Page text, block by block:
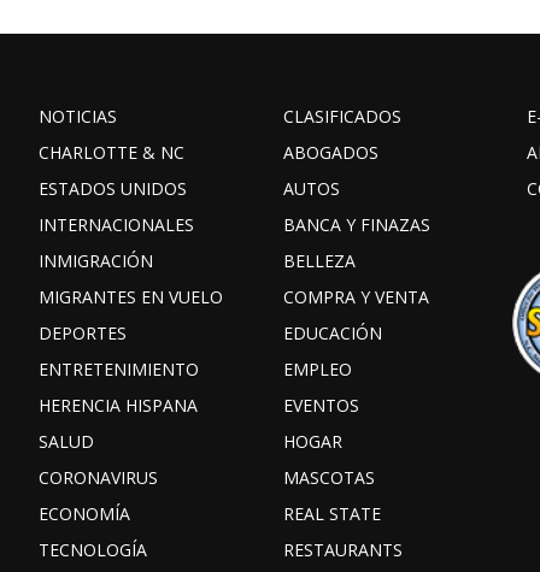
NOTICIAS
CHARLOTTE & NC
ESTADOS UNIDOS
INTERNACIONALES
INMIGRACIÓN
MIGRANTES EN VUELO
DEPORTES
ENTRETENIMIENTO
HERENCIA HISPANA
SALUD
CORONAVIRUS
ECONOMÍA
TECNOLOGÍA
CLASIFICADOS
ABOGADOS
AUTOS
BANCA Y FINAZAS
BELLEZA
COMPRA Y VENTA
EDUCACIÓN
EMPLEO
EVENTOS
HOGAR
MASCOTAS
REAL STATE
RESTAURANTS